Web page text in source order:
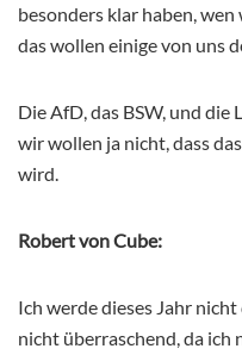
besonders klar haben,
das wollen einige von uns
Die AfD, das BSW, und die
wir wollen ja nicht, dass
wird.
Robert von Cube:
Ich werde dieses Jahr
nicht überraschend, da ich